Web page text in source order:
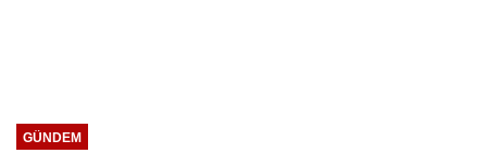
GÜNDEM